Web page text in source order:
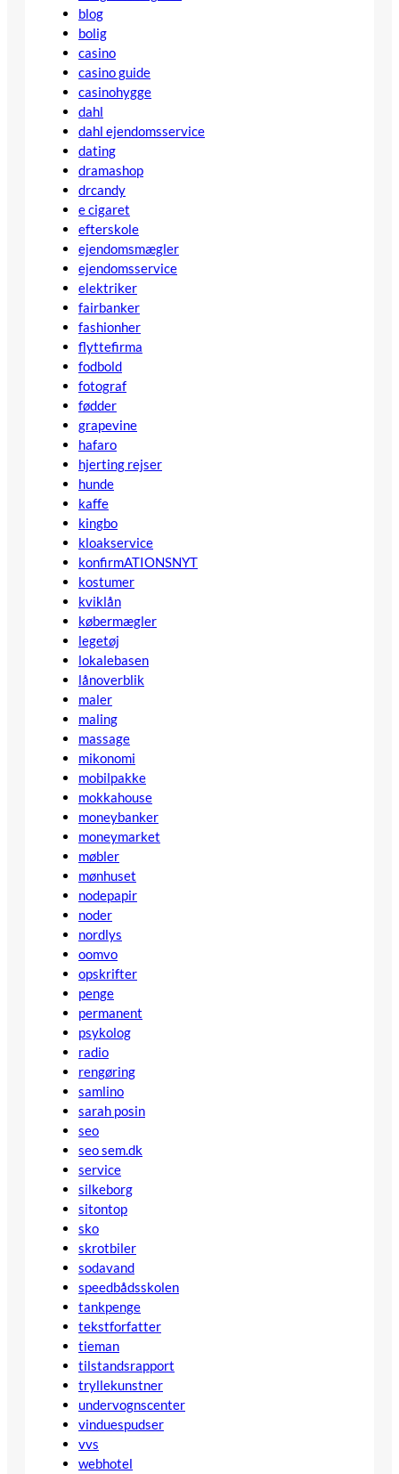
blog
bolig
casino
casino guide
casinohygge
dahl
dahl ejendomsservice
dating
dramashop
drcandy
e cigaret
efterskole
ejendomsmægler
ejendomsservice
elektriker
fairbanker
fashionher
flyttefirma
fodbold
fotograf
fødder
grapevine
hafaro
hjerting rejser
hunde
kaffe
kingbo
kloakservice
konfirmATIONSNYT
kostumer
kviklån
købermægler
legetøj
lokalebasen
lånoverblik
maler
maling
massage
mikonomi
mobilpakke
mokkahouse
moneybanker
moneymarket
møbler
mønhuset
nodepapir
noder
nordlys
oomvo
opskrifter
penge
permanent
psykolog
radio
rengøring
samlino
sarah posin
seo
seo sem.dk
service
silkeborg
sitontop
sko
skrotbiler
sodavand
speedbådsskolen
tankpenge
tekstforfatter
tieman
tilstandsrapport
tryllekunstner
undervognscenter
vinduespudser
vvs
webhotel